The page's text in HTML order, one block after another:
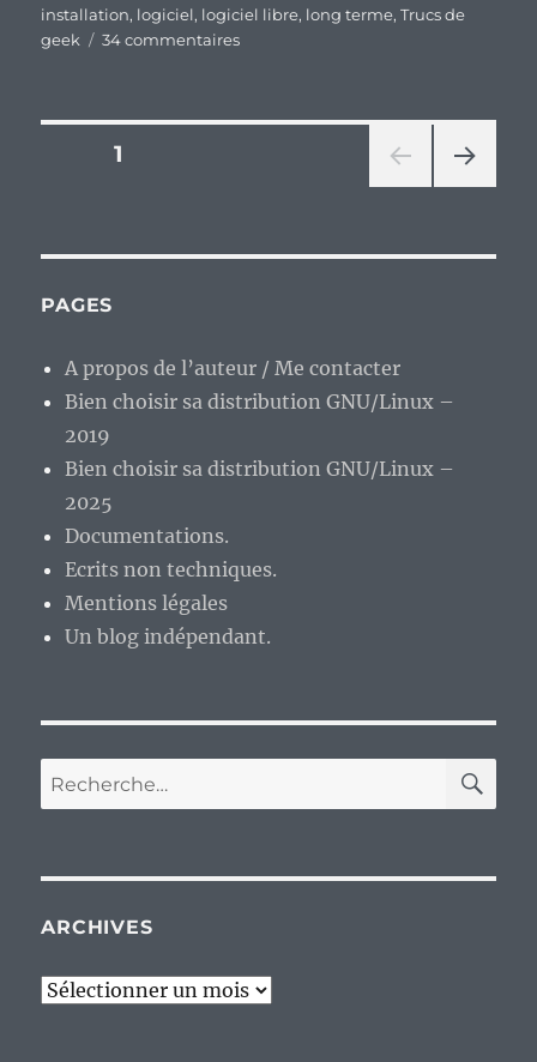
installation, logiciel, logiciel libre, long terme,Trucs de
geek
34 commentairessur
tient
dans
le
Pagination
publications
PAGE1
ANT
PAGES
A propos de l’auteur / Me contacter
Bien choisir sa distribution GNU/Linux –
2019
Bien choisir sa distribution GNU/Linux –
2025
Documentations.
Ecrits non techniques.
Mentions légales
Un blog indépendant.
Recherche
pour :
ARCHIVES
Archives